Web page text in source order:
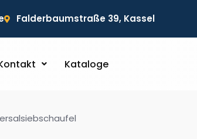
Falderbaumstraße 39, Kassel
Kataloge